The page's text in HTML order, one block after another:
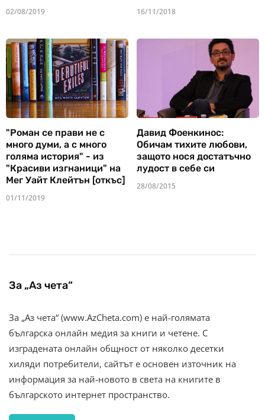
02/08/2019 16/11/2018
"Роман се прави не с
много думи, а с много
голяма история" - из
"Красиви изгнаници" на
Мег Уайт Клейтън [откъс]
01/11/2019
Давид Фоенкинос:
Обичам тихите любови,
защото нося достатъчно
лудост в себе си
28/08/2015
За „Аз чета“
За „Аз чета“ (www.AzCheta.com) е най-голямата
българска онлайн медия за книги и четене. С
изградената онлайн общност от няколко десетки
хиляди потребители, сайтът е основен източник на
информация за най-новото в света на книгите в
българското интернет пространство.